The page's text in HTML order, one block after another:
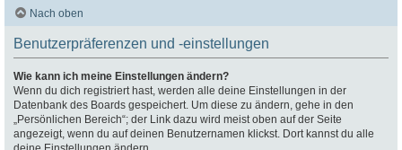
Nach oben
Benutzerpräferenzen und -einstellungen
Wie kann ich meine Einstellungen ändern?
Wenn du dich registriert hast, werden alle deine Einstellungen in der
Datenbank des Boards gespeichert. Um diese zu ändern, gehe in den
„Persönlichen Bereich“; der Link dazu wird meist oben auf der Seite
angezeigt, wenn du auf deinen Benutzernamen klickst. Dort kannst du alle